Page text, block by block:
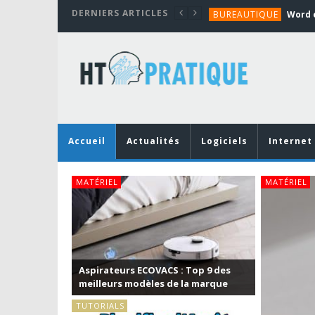
DERNIERS ARTICLES BUREAUTIQUE
TUTORIALS
MATÉRIEL
BUREAUTIQUE
Accueil Actualités Logiciels Internet
MATÉRIEL